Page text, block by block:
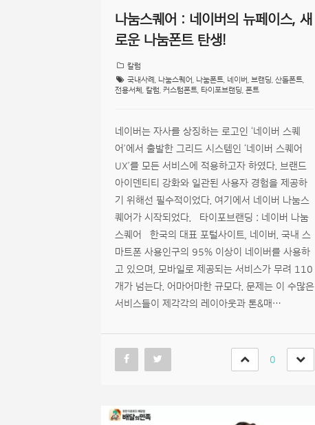
나눔스퀘어 : 네이버의 뉴페이스, 새
로운 나눔폰트 탄생!
칼럼
국내사례
나눔스퀘어 나눔폰트 네이버 브랜딩 산돌폰트
전용서체
칼럼 커스텀폰트 타이포브랜딩 폰트
네이버는 자사를 상징하는 로고인 ‘네이버 스퀘
어’에서 출발한 그리드 시스템인 ‘네이버 스퀘어
UX’를 모든 서비스에 적용하고자 하였다. 브랜드
아이덴티티 강화와 일관된 사용자 경험을 제공하
기 위해선 필수적이었다. 여기에서 네이버 나눔스
퀘어가 시작되었다. 타이포브랜딩 : 네이버 나눔
스퀘어 한국의 대표 포털사이트, 네이버. 국내 스
마트폰 사용인구의 95% 이상이 네이버를 사용하
고 있으며, 모바일로 제공되는 서비스가 무려 110
개가 넘는다. 어마어마한 규모다. 문제는 이 수많은
서비스들이 제각각의 레이아웃과 톤&매…
0